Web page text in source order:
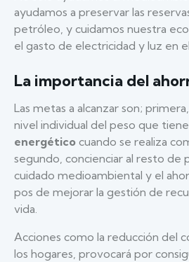
ayudamos a preservar las
petróleo, y cuidamos nuestra
el gasto de electricidad y luz en
La importancia del
Las metas a alcanzar son;
nivel individual del peso que tiene
energético cuando se realiza
segundo, concienciar al resto de
cuidado medioambiental y el
pos de mejorar la gestión de
vida.
Acciones como la reducción del
los hogares, provocará por